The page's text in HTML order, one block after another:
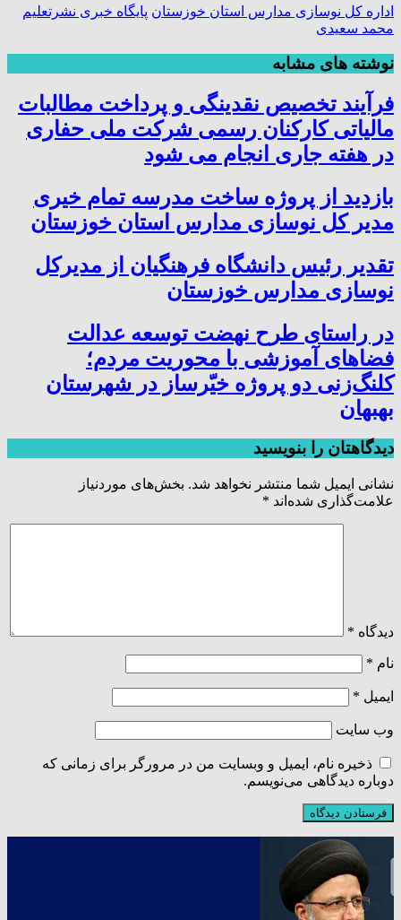
اداره کل نوسازی مدارس استان خوزستان پایگاه خبری نشرتعلیم
محمد سعیدی
نوشته های مشابه
فرآیند تخصیص نقدینگی و پرداخت مطالبات
مالیاتی کارکنان رسمی شرکت ملی حفاری
در هفته جاری انجام می شود
بازدید از پروژه ساخت مدرسه تمام خیری
مدیر کل نوسازی مدارس استان خوزستان
تقدیر رئیس دانشگاه فرهنگیان از مدیرکل
نوسازی مدارس خوزستان
در راستای طرح نهضت توسعه عدالت
فضاهای آموزشی با محوریت مردم؛
کلنگ‌زنی دو پروژه خیّرساز در شهرستان
بهبهان
دیدگاهتان را بنویسید
نشانی ایمیل شما منتشر نخواهد شد. بخش‌های موردنیاز
علامت‌گذاری شده‌اند *
دیدگاه *
نام *
ایمیل *
وب‌ سایت
ذخیره نام، ایمیل و وبسایت من در مرورگر برای زمانی که
دوباره دیدگاهی می‌نویسم.